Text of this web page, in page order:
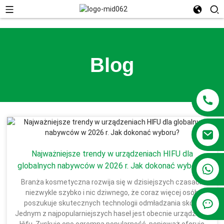
+86 13381209830
Blog
Najważniejsze trendy w urządzeniach HIFU dla
globalnych nabywców w 2026 r. Jak dokonać wyboru?
Branża kosmetyczna rozwija się w dzisiejszych czasach
niezwykle szybko i nic dziwnego, że coraz więcej osób
poszukuje skutecznych technologii odmładzania skóry.
Jednym z najpopularniejszych haseł jest obecnie urządzenie